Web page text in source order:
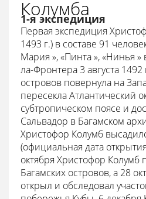
Колумба
1-я экспедиция
Первая экспедиция
1493 г.) в составе 91
Мария », «Пинта », «Нинья
ла-Фронтера 3 августа 1492
островов повернула на
пересекла Атлантический
субтропическом поясе и
Сальвадор в Багамском
Христофор Колумб
(официальная дата
октября Христофор Колумб
Багамских островов, а 28
открыл и обследовал